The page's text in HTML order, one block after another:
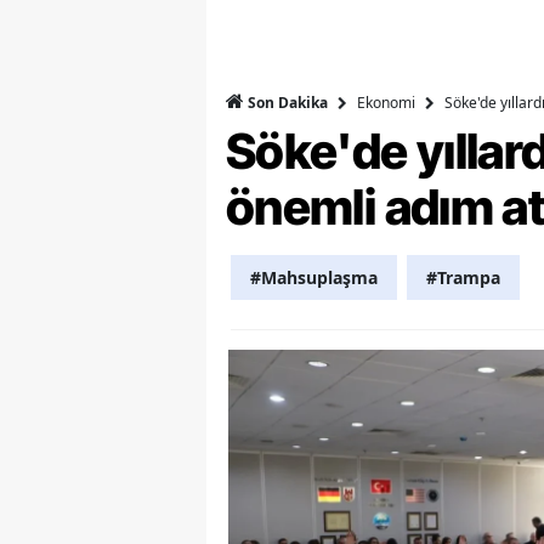
Son Dakika Ekonomi Söke'de
Söke'de
önemli adım
#Mahsuplaşma #Trampa